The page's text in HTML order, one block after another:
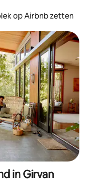
op Airbnb zetten
in Girvan